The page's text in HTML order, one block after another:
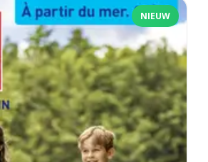
NIEUW